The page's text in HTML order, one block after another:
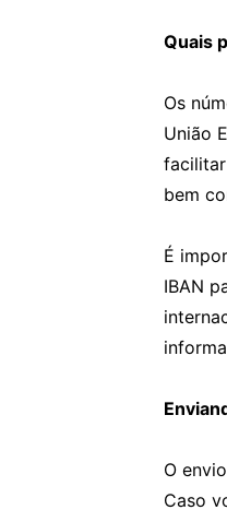
Quais
Os
União
facilitar
bem
É
IBAN
O
Caso